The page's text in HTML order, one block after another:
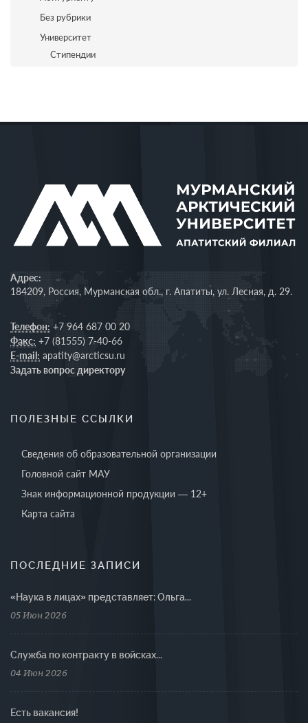
Без рубрики
Университет
Стипендии
Адрес:
184209, Россия, Мурманская обл., г. Апатиты, ул. Лесная, д. 29.
Телефон: +7 964 687 00 20
Факс: +7 (81555) 7-40-66
E-mail: apatity@arcticsu.ru
Задать вопрос директору
ПОЛЕЗНЫЕ ССЫЛКИ
Сведения об образовательной организации
Головной сайт МАУ
Знак информационной продукции — 12+
Карта сайта
ПОСЛЕДНИЕ ЗАПИСИ
«Наука в лицах» представляет: Ольга...
05 Июн 2026
Cлужба по контракту в войсках...
04 Июн 2026
Есть вакансия!